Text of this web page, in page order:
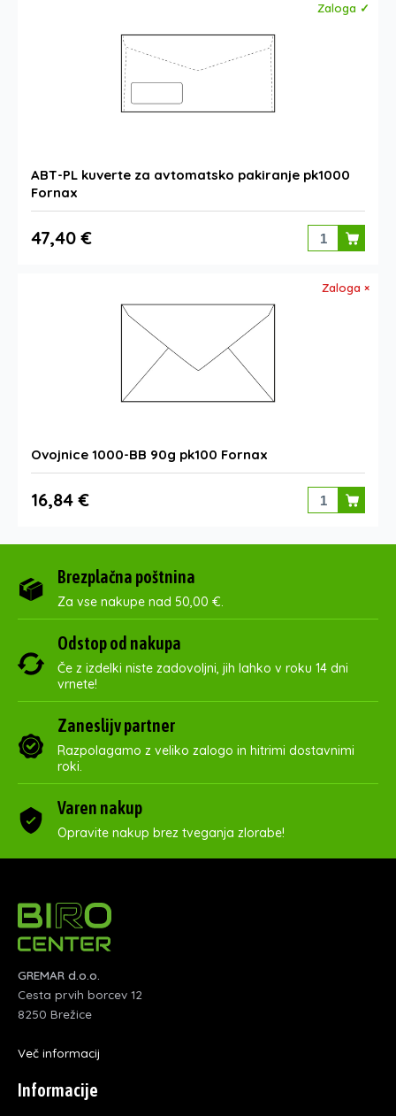
Zaloga ✓
ABT-PL kuverte za avtomatsko pakiranje pk1000
Fornax
47,40 €
Zaloga ×
Ovojnice 1000-BB 90g pk100 Fornax
16,84 €
Brezplačna poštnina
Za vse nakupe nad 50,00 €.
Odstop od nakupa
Če z izdelki niste zadovoljni, jih lahko v roku 14 dni
vrnete!
Zaneslijv partner
Razpolagamo z veliko zalogo in hitrimi dostavnimi
roki.
Varen nakup
Opravite nakup brez tveganja zlorabe!
GREMAR d.o.o.
Cesta prvih borcev 12
8250 Brežice
Več informacij
Informacije